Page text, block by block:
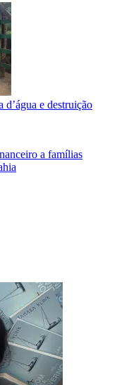
e destruição
a famílias